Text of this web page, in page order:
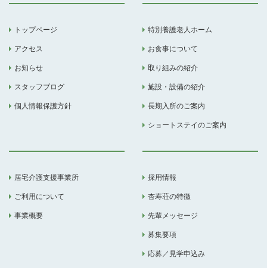
トップページ
アクセス
お知らせ
スタッフブログ
個人情報保護方針
特別養護老人ホーム
お食事について
取り組みの紹介
施設・設備の紹介
長期入所のご案内
ショートステイのご案内
居宅介護支援事業所
ご利用について
事業概要
採用情報
杏寿荘の特徴
先輩メッセージ
募集要項
応募／見学申込み